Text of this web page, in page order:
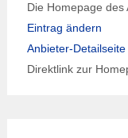
Die Homepage des
Eintrag ändern
Anbieter-Detailseite
Direktlink zur